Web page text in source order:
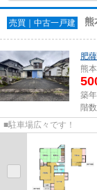
売買｜中古一戸建 熊
肥
熊
築
階
■駐車場広々です！